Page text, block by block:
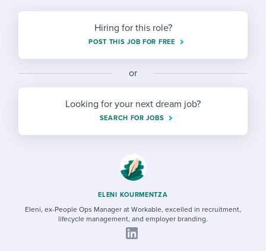
Finding and attracting people
Establishing an employer brand
Digitizing work processes
Candidate/employee experiences
Free ebooks & reports
HR terms
Modern working life
Overall career resources
Hiring for this role?
POST THIS JOB FOR FREE
or
Looking for your next dream job?
SEARCH FOR JOBS
ELENI KOURMENTZA
Eleni, ex-People Ops Manager at Workable, excelled in recruitment,
lifecycle management, and employer branding.